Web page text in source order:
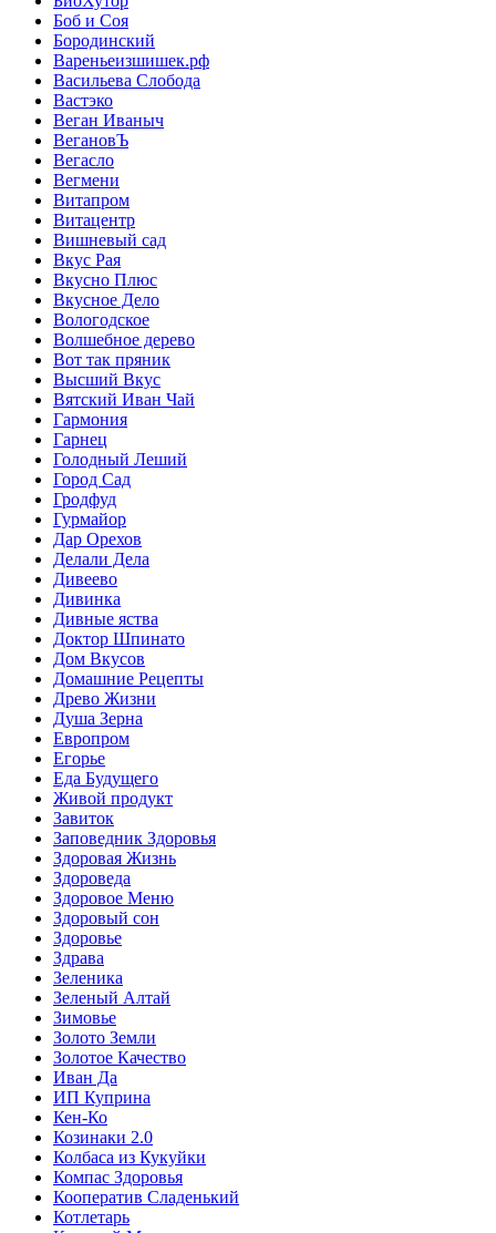
Боб и Соя
Бородинский
Вареньеизшишек.рф
Васильева Слобода
Вастэко
Веган Иваныч
ВегановЪ
Вегасло
Вегмени
Витапром
Витацентр
Вишневый сад
Вкус Рая
Вкусно Плюс
Вкусное Дело
Вологодское
Волшебное дерево
Вот так пряник
Высший Вкус
Вятский Иван Чай
Гармония
Гарнец
Голодный Леший
Город Сад
Гродфуд
Гурмайор
Дар Орехов
Делали Дела
Дивеево
Дивинка
Дивные яства
Доктор Шпинато
Дом Вкусов
Домашние Рецепты
Древо Жизни
Душа Зерна
Европром
Егорье
Еда Будущего
Живой продукт
Завиток
Заповедник Здоровья
Здоровая Жизнь
Здороведа
Здоровое Меню
Здоровый сон
Здоровье
Здрава
Зеленика
Зеленый Алтай
Зимовье
Золото Земли
Золотое Качество
Иван Да
ИП Куприна
Кен-Ко
Козинаки 2.0
Колбаса из Кукуйки
Компас Здоровья
Кооператив Сладенький
Котлетарь